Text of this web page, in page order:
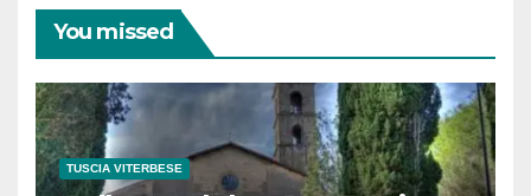
You missed
TUSCIA VITERBESE